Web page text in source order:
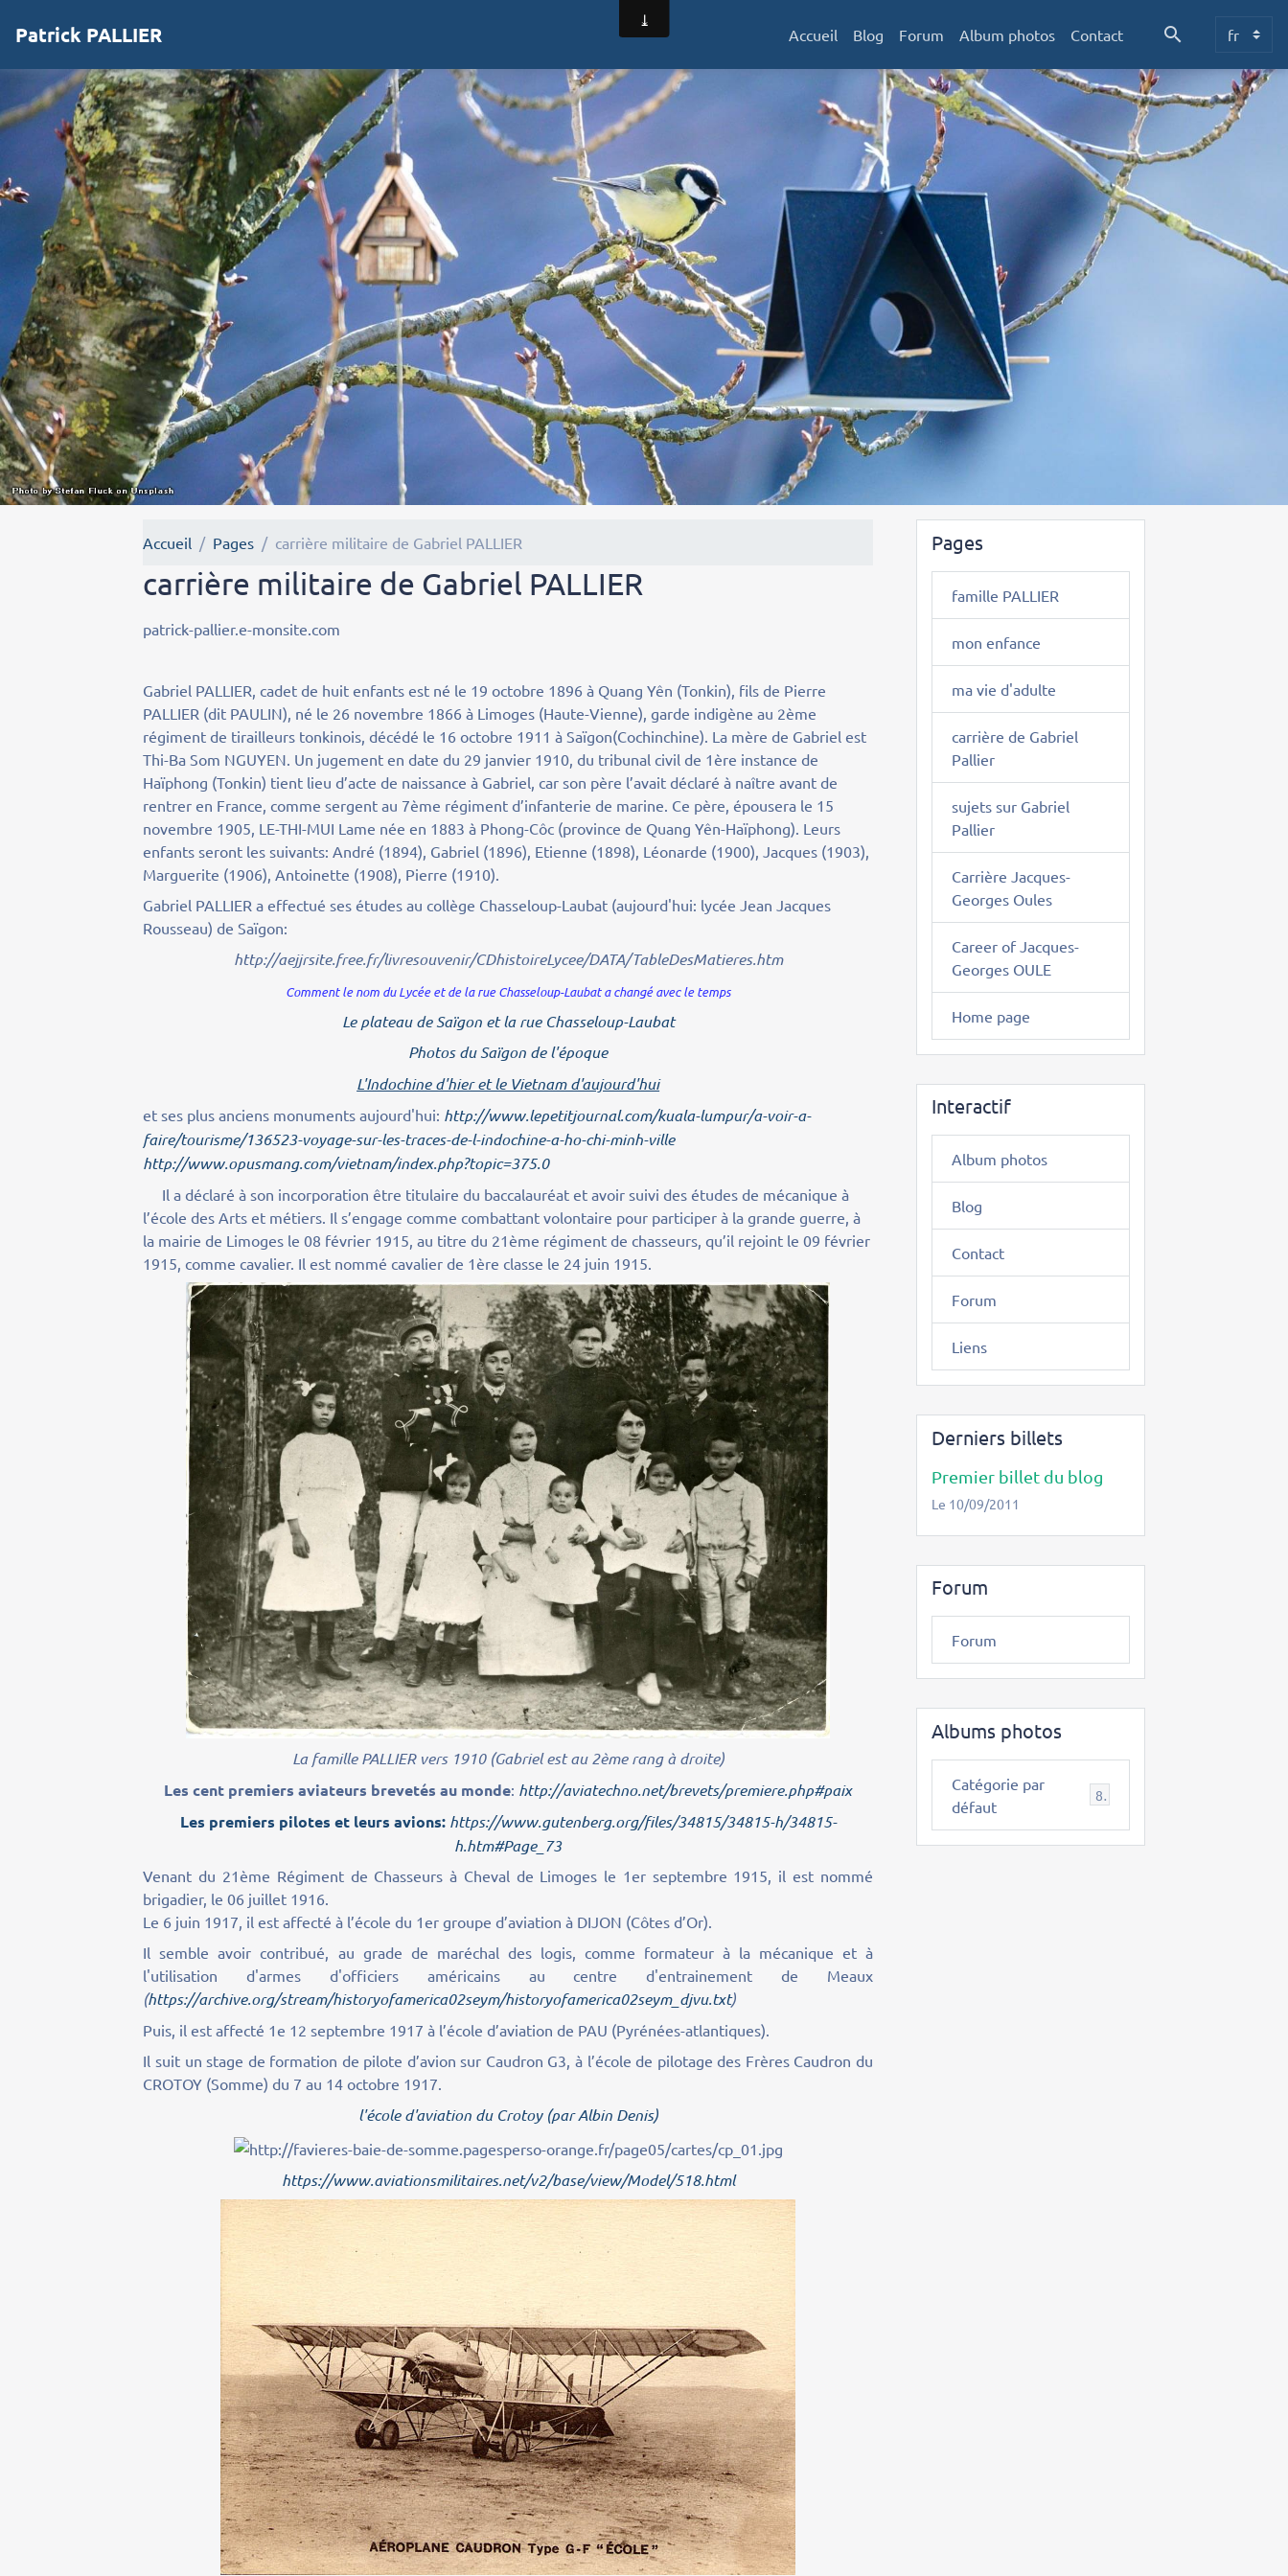
Patrick PALLIER Accueil Blog Forum Album photos Contact
Accueil Pages carrière militaire de Gabriel PALLIER
carrière militaire de Gabriel PALLIER
patrick-pallier.e-monsite.com
Gabriel PALLIER, cadet de huit enfants est né le 19 octobre 1896 à Quang Yên (Tonkin), fils de Pierre
PALLIER (dit PAULIN), né le 26 novembre 1866 à Limoges (Haute-Vienne), garde indigène au 2ème
régiment de tirailleurs tonkinois, décédé le 16 octobre 1911 à Saïgon(Cochinchine). La mère de Gabriel est
Thi-Ba Som NGUYEN. Un jugement en date du 29 janvier 1910, du tribunal civil de 1ère instance de
Haïphong (Tonkin) tient lieu d’acte de naissance à Gabriel, car son père l’avait déclaré à naître avant de
rentrer en France, comme sergent au 7ème régiment d’infanterie de marine. Ce père, épousera le 15
novembre 1905, LE-THI-MUI Lame née en 1883 à Phong-Côc (province de Quang Yên-Haïphong). Leurs
enfants seront les suivants: André (1894), Gabriel (1896), Etienne (1898), Léonarde (1900), Jacques (1903),
Marguerite (1906), Antoinette (1908), Pierre (1910).
Gabriel PALLIER a effectué ses études au collège Chasseloup-Laubat (aujourd'hui: lycée Jean Jacques
Rousseau) de Saïgon:
http://aejjrsite.free.fr/livresouvenir/CDhistoireLycee/DATA/TableDesMatieres.htm
Comment le nom du Lycée et de la rue Chasseloup-Laubat a changé avec le temps
Le plateau de Saïgon et la rue Chasseloup-Laubat
Photos du Saïgon de l'époque
L'Indochine d'hier et le Vietnam d'aujourd'hui
et ses plus anciens monuments aujourd'hui: http://www.lepetitjournal.com/kuala-lumpur/a-voir-a-
faire/tourisme/136523-voyage-sur-les-traces-de-l-indochine-a-ho-chi-minh-ville
http://www.opusmang.com/vietnam/index.php?topic=375.0
Il a déclaré à son incorporation être titulaire du baccalauréat et avoir suivi des études de mécanique à
l’école des Arts et métiers. Il s’engage comme combattant volontaire pour participer à la grande guerre, à
la mairie de Limoges le 08 février 1915, au titre du 21ème régiment de chasseurs, qu’il rejoint le 09 février
1915, comme cavalier. Il est nommé cavalier de 1ère classe le 24 juin 1915.
La famille PALLIER vers 1910 (Gabriel est au 2ème rang à droite)
Les cent premiers aviateurs brevetés au monde: http://aviatechno.net/brevets/premiere.php#paix
Les premiers pilotes et leurs avions:https://www.gutenberg.org/files/34815/34815-h/34815-
h.htm#Page_73
Venant du 21ème Régiment de Chasseurs à Cheval de Limoges le 1er septembre 1915, il est nommé
brigadier, le 06 juillet 1916.
Le 6 juin 1917, il est affecté à l’école du 1er groupe d’aviation à DIJON (Côtes d’Or).
Il semble avoir contribué, au grade de maréchal des logis, comme formateur à la mécanique et à
l'utilisation d'armes d'officiers américains au centre d'entrainement de Meaux
(https://archive.org/stream/historyofamerica02seym/historyofamerica02seym_djvu.txt)
Puis, il est affecté 1e 12 septembre 1917 à l’école d’aviation de PAU (Pyrénées-atlantiques).
Il suit un stage de formation de pilote d’avion sur Caudron G3, à l’école de pilotage des Frères Caudron du
CROTOY (Somme) du 7 au 14 octobre 1917.
l'école d'aviation du Crotoy (par Albin Denis)
https://www.aviationsmilitaires.net/v2/base/view/Model/518.html
Pages
famille PALLIER
mon enfance
ma vie d'adulte
carrière de Gabriel
Pallier
sujets sur Gabriel
Pallier
Carrière Jacques-
Georges Oules
Career of Jacques-
Georges OULE
Home page
Interactif
Album photos
Blog
Contact
Forum
Liens
Derniers billets
Premier billet du blog
Le 10/09/2011
Forum
Forum
Albums photos
Catégorie par
défaut